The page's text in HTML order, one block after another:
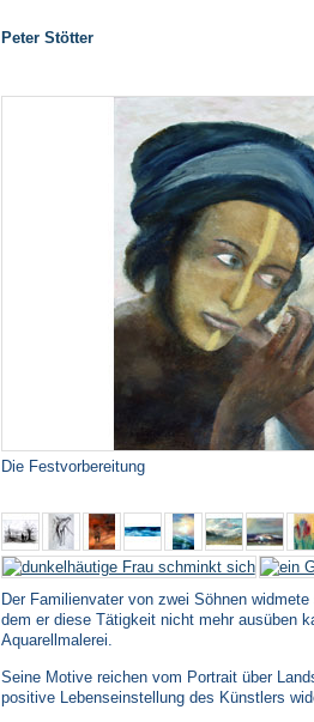
Peter Stötter
Die Festvorbereitung
Der Familienvater von zwei Söhnen
dem er diese Tätigkeit nicht mehr ausüben
Aquarellmalerei.
Seine Motive reichen vom Portrait über
positive Lebenseinstellung des Künstlers